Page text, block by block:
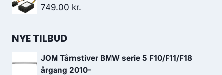
749.00 kr.
NYE TILBUD
JOM Tårnstiver BMW serie 5 F10/F11/F18
årgang 2010-